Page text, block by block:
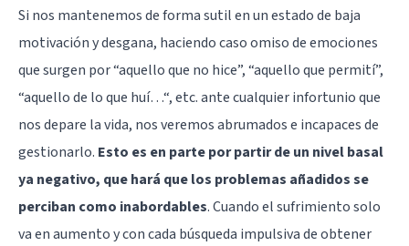
Si nos mantenemos de forma sutil en un estado de baja
motivación y desgana, haciendo caso omiso de emociones
que surgen por “aquello que no hice”, “aquello que permití”,
“aquello de lo que huí…“, etc. ante cualquier infortunio que
nos depare la vida, nos veremos abrumados e incapaces de
gestionarlo. Esto es en parte por partir de un nivel basal
ya negativo, que hará que los problemas añadidos se
perciban como inabordables. Cuando el sufrimiento solo
va en aumento y con cada búsqueda impulsiva de obtener